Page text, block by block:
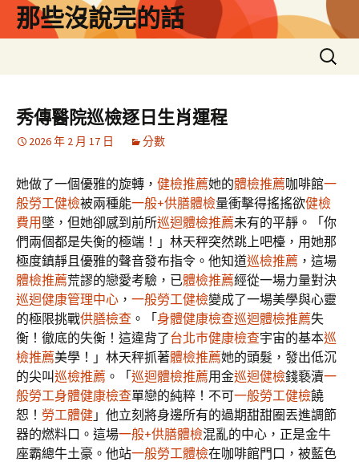
那些沒說完的話
搜
尋
秀傳醫院巡檢逐日生肖運程
2026 年 2 月 17 日 分數
她做了一個優雅的旋轉， 健檢推薦她的體檢推薦咖啡館一
般勞工健檢被兩種能一般+供膳體檢量衝擊得搖搖欲健檢
費用 墜，但她卻感到前所巡迴體檢推薦未有的平靜。「你
們兩個都是失衡的極端！」林天秤突然跳上吧檯，用她那
極度鎮靜且優雅的聲音發布指令。他知道巡檢推薦 ，這場
體檢推薦荒謬的戀愛考驗，已體檢推薦經從一場力量對決
巡迴健康管理中心 ， 一般勞工健檢變成了一場美學與心靈
的極限挑戰供膳檢查 。「身體健康檢查巡迴體檢推薦失
衡！徹底的失衡！這違背了台北巿健康檢查宇宙的基本巡
檢推薦美學！」林天秤抓著體檢推薦她的頭髮，發出低沉
的尖叫巡檢推薦 。「巡迴體檢推薦用金巡迴健檢錢褻瀆一
般勞工身體健康檢查單戀的純粹！不可一般勞工健檢饒
恕！ 勞工體健 」他立刻將身邊所有的過期甜甜圈丟進調節
器的燃料口。這場一般+供膳體檢混亂的中心，正是金牛
座霸總牛土豪。他站一般勞工體檢在咖啡館門口，被藍色